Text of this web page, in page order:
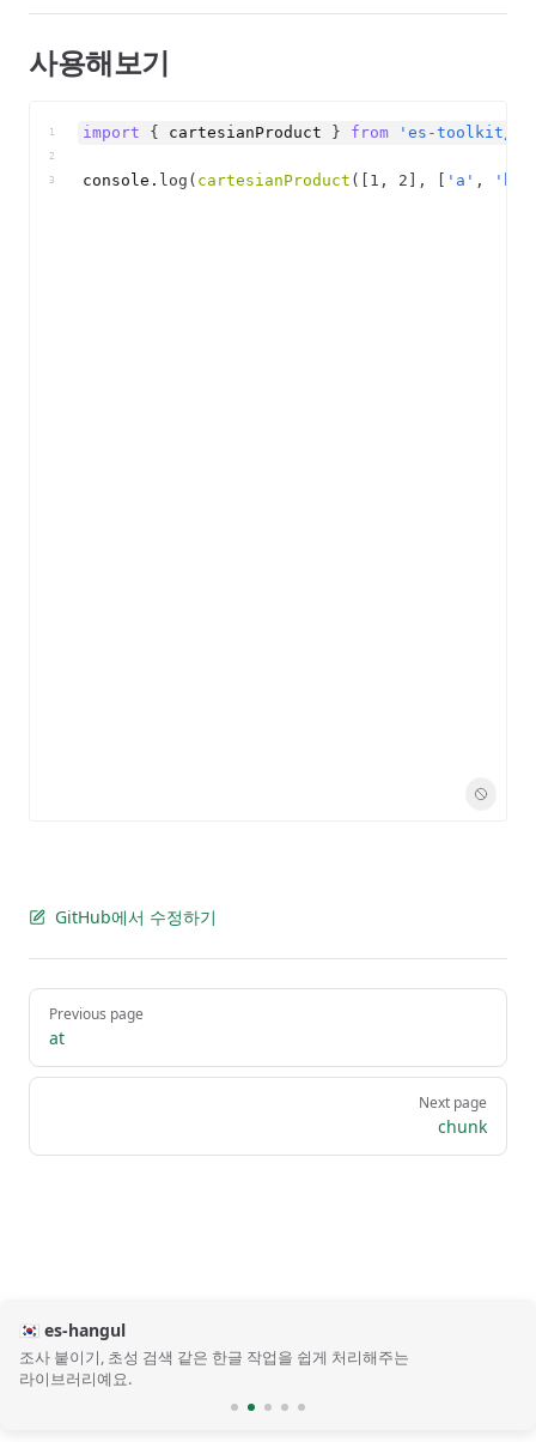
사용해보기
1
2
3
import { cartesianProduct } from 'es-toolkit/
console . log ( cartesianProduct ( 1 , 2 , 'a' , 'b'
GitHub에서 수정하기
Pager
Previous page
at
Next page
chunk
🇰🇷 es-hangul
조사 붙이기, 초성 검색 같은 한글 작업을 쉽게 처리해주는
라이브러리예요.